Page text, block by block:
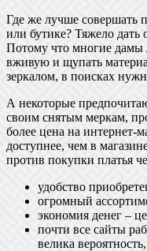
Где же лучше совершать
или бутике? Тяжело дать
Потому что многие дамы
вживую и щупать
зеркалом, в поисках
А некоторые
своим снятым меркам,
более цена на интернет-
доступнее, чем в
против покупки платья
удобство
огромный
экономия денег –
почти все сайты
велика